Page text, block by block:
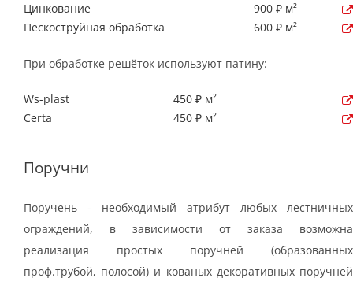
Цинкование
900 ₽ м²
Пескоструйная обработка
600 ₽ м²
При обработке решёток используют патину:
Ws-plast
450 ₽ м²
Certa
450 ₽ м²
Поручни
Поручень - необходимый атрибут любых лестничных
ограждений, в зависимости от заказа возможна
реализация простых поручней (образованных
проф.трубой, полосой) и кованых декоративных поручней